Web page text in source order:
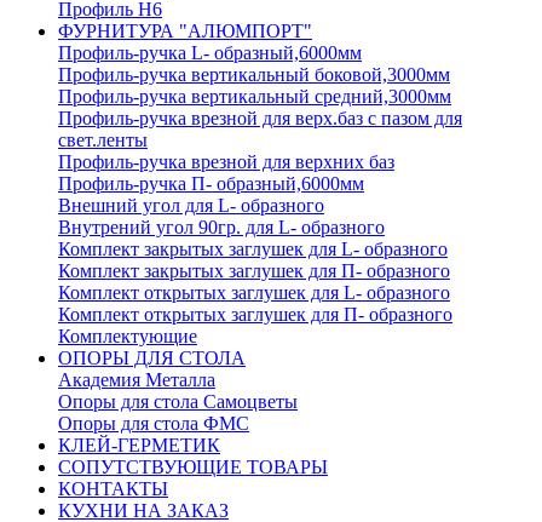
Профиль H6
ФУРНИТУРА "АЛЮМПОРТ"
Профиль-ручка L- образный,6000мм
Профиль-ручка вертикальный боковой,3000мм
Профиль-ручка вертикальный средний,3000мм
Профиль-ручка врезной для верх.баз с пазом для
свет.ленты
Профиль-ручка врезной для верхних баз
Профиль-ручка П- образный,6000мм
Внешний угол для L- образного
Внутрений угол 90гр. для L- образного
Комплект закрытых заглушек для L- образного
Комплект закрытых заглушек для П- образного
Комплект открытых заглушек для L- образного
Комплект открытых заглушек для П- образного
Комплектующие
ОПОРЫ ДЛЯ СТОЛА
Академия Металла
Опоры для стола Самоцветы
Опоры для стола ФМС
КЛЕЙ-ГЕРМЕТИК
СОПУТСТВУЮЩИЕ ТОВАРЫ
КОНТАКТЫ
КУХНИ НА ЗАКАЗ